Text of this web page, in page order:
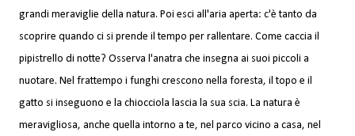
grandi meraviglie della natura. Poi esci all'aria aperta: c'è tanto da
scoprire quando ci si prende il tempo per rallentare. Come caccia il
pipistrello di notte? Osserva l'anatra che insegna ai suoi piccoli a
nuotare. Nel frattempo i funghi crescono nella foresta, il topo e il
gatto si inseguono e la chiocciola lascia la sua scia. La natura è
meravigliosa, anche quella intorno a te, nel parco vicino a casa, nel